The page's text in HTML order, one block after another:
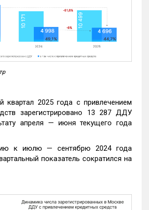
квартал 2025 года с привлечением
зарегистрировано 13 287 ДДУ
апреля — июня текущего года
к июлю — сентябрю 2024 года
показатель сократился на